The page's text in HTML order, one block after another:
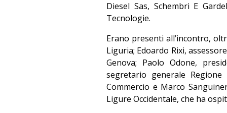
Diesel Sas, Schembri E
Tecnologie.
Erano presenti all’incontro,
Liguria; Edoardo Rixi,
Genova; Paolo Odone,
segretario generale
Commercio e Marco
Ligure Occidentale, che ha